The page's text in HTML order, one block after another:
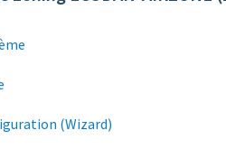
(Wizard)